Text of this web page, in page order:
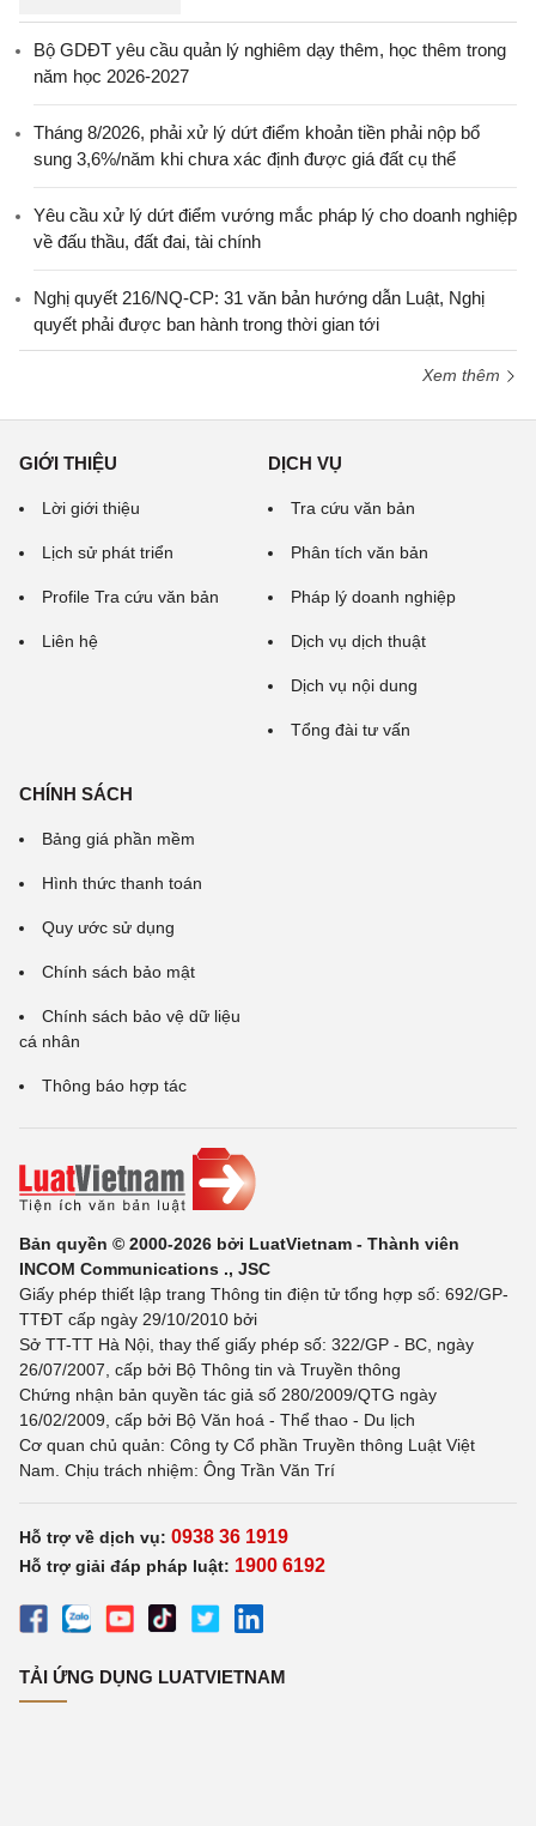
Bộ GDĐT yêu cầu quản lý nghiêm dạy thêm, học thêm trong
năm học 2026-2027
Tháng 8/2026, phải xử lý dứt điểm khoản tiền phải nộp bổ
sung 3,6%/năm khi chưa xác định được giá đất cụ thể
Yêu cầu xử lý dứt điểm vướng mắc pháp lý cho doanh nghiệp
về đấu thầu, đất đai, tài chính
Nghị quyết 216/NQ-CP: 31 văn bản hướng dẫn Luật, Nghị
quyết phải được ban hành trong thời gian tới
Xem thêm
GIỚI THIỆU
Lời giới thiệu
Lịch sử phát triển
Profile Tra cứu văn bản
Liên hệ
DỊCH VỤ
Tra cứu văn bản
Phân tích văn bản
Pháp lý doanh nghiệp
Dịch vụ dịch thuật
Dịch vụ nội dung
Tổng đài tư vấn
CHÍNH SÁCH
Bảng giá phần mềm
Hình thức thanh toán
Quy ước sử dụng
Chính sách bảo mật
Chính sách bảo vệ dữ liệu
cá nhân
Thông báo hợp tác
Bản quyền © 2000-2026 bởi LuatVietnam - Thành viên
INCOM Communications ., JSC
Giấy phép thiết lập trang Thông tin điện tử tổng hợp số: 692/GP-
TTĐT cấp ngày 29/10/2010 bởi
Sở TT-TT Hà Nội, thay thế giấy phép số: 322/GP - BC, ngày
26/07/2007, cấp bởi Bộ Thông tin và Truyền thông
Chứng nhận bản quyền tác giả số 280/2009/QTG ngày
16/02/2009, cấp bởi Bộ Văn hoá - Thể thao - Du lịch
Cơ quan chủ quản: Công ty Cổ phần Truyền thông Luật Việt
Nam. Chịu trách nhiệm: Ông Trần Văn Trí
Hỗ trợ về dịch vụ: 0938 36 1919
Hỗ trợ giải đáp pháp luật: 1900 6192
TẢI ỨNG DỤNG LUATVIETNAM